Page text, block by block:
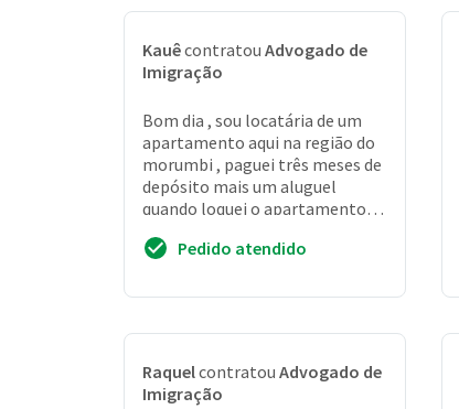
Kauêcontratou Advogado de
Imigração
Bom dia , sou locatária de um
apartamento aqui na região do
morumbi , paguei três meses de
depósito mais um aluguel
quando loquei o apartamento,
rapaz da im...
Pedido atendido
Raquelcontratou Advogado de
Imigração